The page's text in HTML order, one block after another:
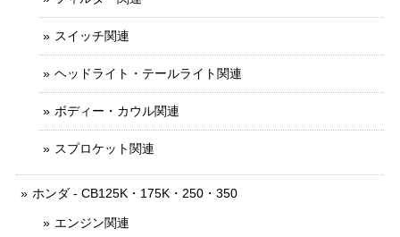
スイッチ関連
ヘッドライト・テールライト関連
ボディー・カウル関連
スプロケット関連
ホンダ - CB125K・175K・250・350
エンジン関連